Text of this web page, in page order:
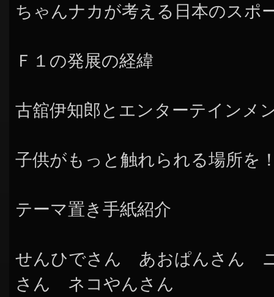
ちゃんナカが考える日本のスポ
Ｆ１の発展の経緯
古舘伊知郎とエンターテインメ
子供がもっと触れられる場所を
テーマ置き手紙紹介
せんひでさん あおぱんさん
さん ネコやんさん